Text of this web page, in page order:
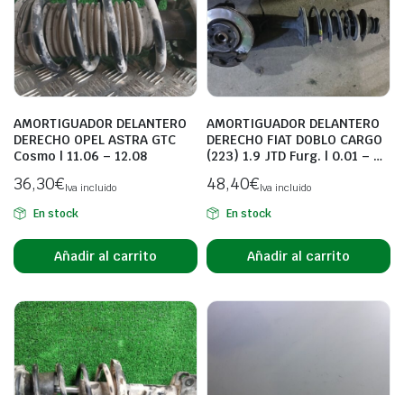
AMORTIGUADOR DELANTERO
DERECHO OPEL ASTRA GTC
Cosmo | 11.06 – 12.08
36,30€Iva incluido
En stock
Añadir al carrito
AMORTIGUADOR DELANTERO
DERECHO FIAT DOBLO CARGO
(223) 1.9 JTD Furg. | 0.01 – …
48,40€Iva incluido
En stock
Añadir al carrito